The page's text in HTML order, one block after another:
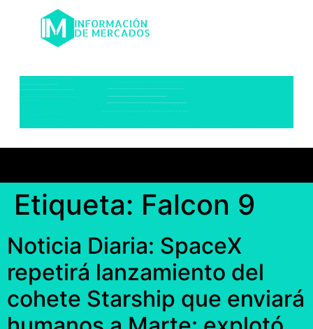
Etiqueta: Falcon 9
Noticia Diaria: SpaceX
repetirá lanzamiento del
cohete Starship que enviará